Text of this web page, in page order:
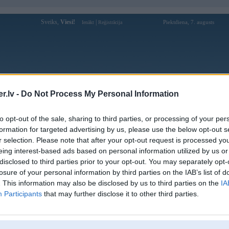
- Do Not Process My Personal Information
opt-out of the sale, sharing to third parties, or processing of your
for targeted advertising by us, please use the below opt-out
selection. Please note that after your opt-out request is processed
interest-based ads based on personal information utilized by us
to third parties prior to your opt-out. You may separately
of your personal information by third parties on the IAB’s list of
This information may also be disclosed by us to third parties on the
Participants that may further disclose it to other third parties.
Sveiks, Viesi! Ienākt Reģistrācija Piektdiena, 7. augusts
Forums Galerijas Reģistrācija Lietotāji
Lietotāja Sliks profils
Pēdējo reizi manīts: 14. May 2024, 22:10
Lietotājvārds:
Sliks
Braucu ar:
sievu
Ziņojumi forumā:
[Pēdējie ziņojumi forumā]